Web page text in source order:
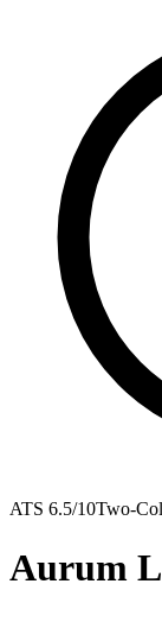
ATS 6.5/10Two-
Aurum